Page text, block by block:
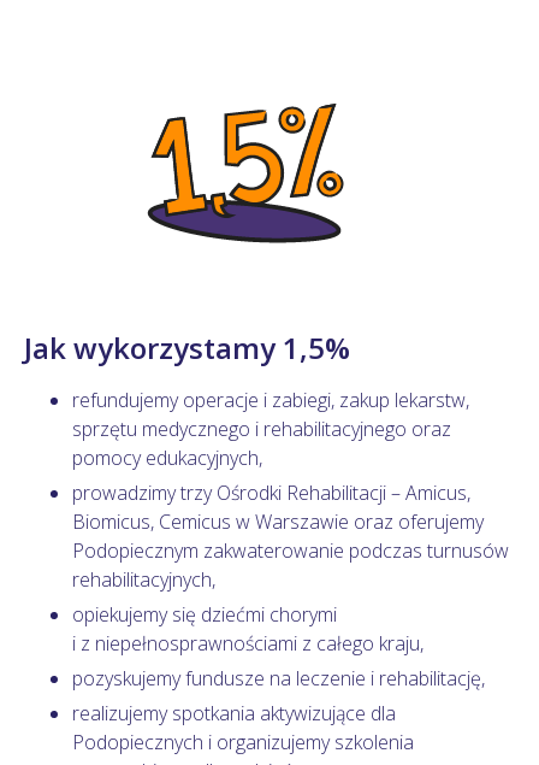
Jak wykorzystamy 1,5%
refundujemy operacje i zabiegi, zakup lekarstw,
sprzętu medycznego i rehabilitacyjnego oraz
pomocy edukacyjnych,
prowadzimy trzy Ośrodki Rehabilitacji – Amicus,
Biomicus, Cemicus w Warszawie oraz oferujemy
Podopiecznym zakwaterowanie podczas turnusów
rehabilitacyjnych,
opiekujemy się dziećmi chorymi
i z niepełnosprawnościami z całego kraju,
pozyskujemy fundusze na leczenie i rehabilitację,
realizujemy spotkania aktywizujące dla
Podopiecznych i organizujemy szkolenia